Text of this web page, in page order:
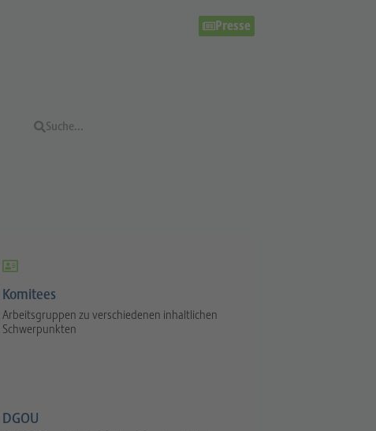
Presse
Komitees
Arbeitsgruppen zu verschiedenen inhaltlichen
Schwerpunkten
DGOU